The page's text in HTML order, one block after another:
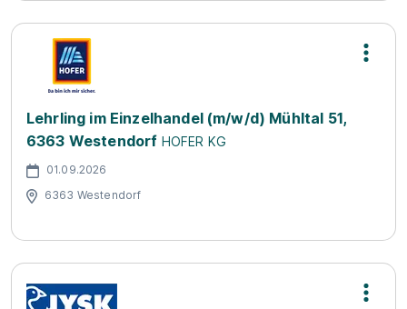
Lehrling im Einzelhandel (m/w/d) Mühltal 51,
6363 Westendorf HOFER KG
01.09.2026
6363 Westendorf